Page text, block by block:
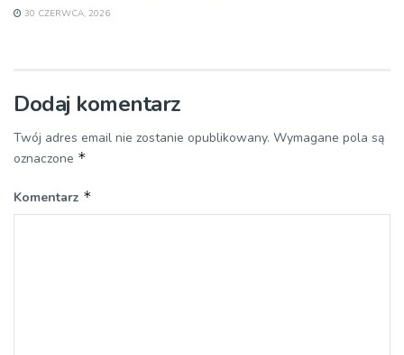
30 CZERWCA, 2026
Dodaj komentarz
Twój adres email nie zostanie opublikowany. Wymagane pola są
oznaczone *
Komentarz *